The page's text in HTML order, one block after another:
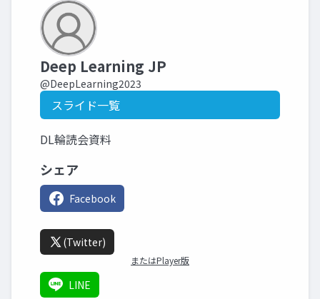
Deep Learning JP
@DeepLearning2023
スライド一覧
DL輪読会資料
シェア
Facebook
(Twitter)
またはPlayer版
LINE